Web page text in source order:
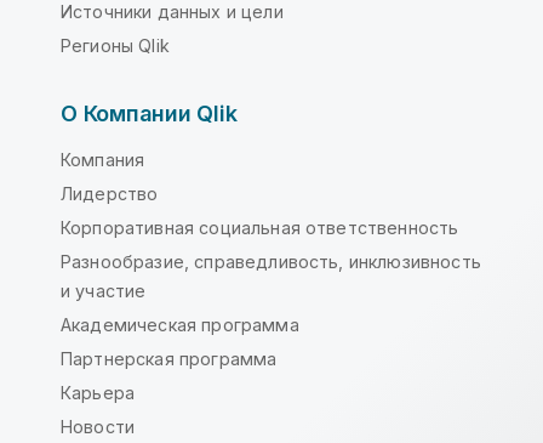
Источники данных и цели
Регионы Qlik
О Компании Qlik
Компания
Лидерство
Корпоративная социальная ответственность
Разнообразие, справедливость, инклюзивность
и участие
Академическая программа
Партнерская программа
Карьера
Новости